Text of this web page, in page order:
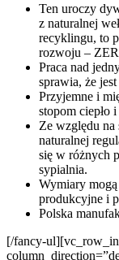
Ten uroczy
z naturalnej
recyklingu, to
rozwoju –
Praca nad
sprawia, że
Przyjemne i
stopom ciepło
Ze względu na
naturalnej
się w różnych
sypialnia.
Wymiary
produkcyjne i
Polska
[/fancy-